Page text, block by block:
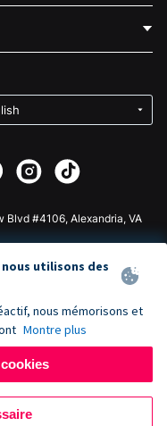
Blvd #4106, Alexandria, VA
utilisons des
nous mémorisons et
Montre plus